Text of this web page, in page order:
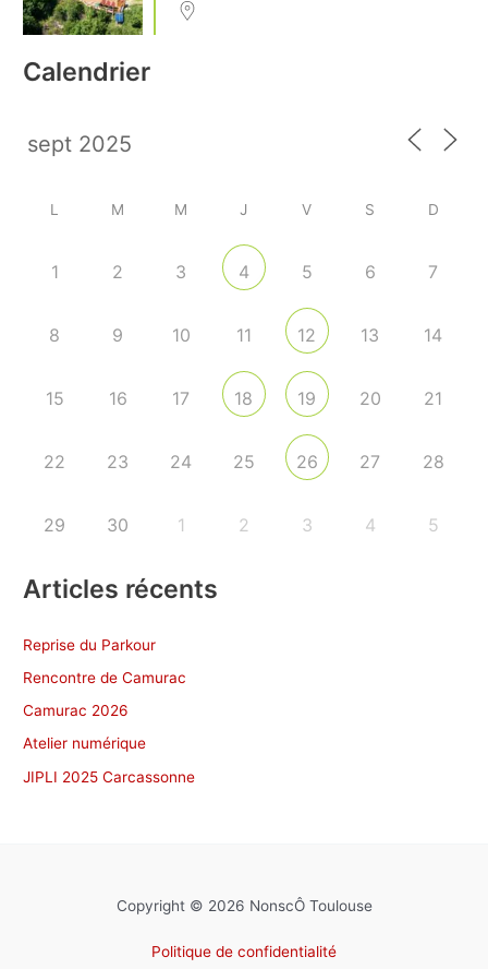
Calendrier
L M M J V S D
1 2 3 4 5 6 7
8 9 10 11 12 13 14
15 16 17 18 19 20 21
22 23 24 25 26 27 28
29 30 1 2 3 4 5
Articles récents
Reprise du Parkour
Rencontre de Camurac
Camurac 2026
Atelier numérique
JIPLI 2025 Carcassonne
Copyright © 2026 NonscÔ Toulouse
Politique de confidentialité